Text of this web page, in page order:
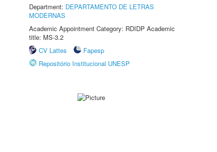
Department: DEPARTAMENTO DE LETRAS
MODERNAS
Academic Appointment Category: RDIDP Academic
title: MS-3.2
CV Lattes
Fapesp
Repositório Institucional UNESP